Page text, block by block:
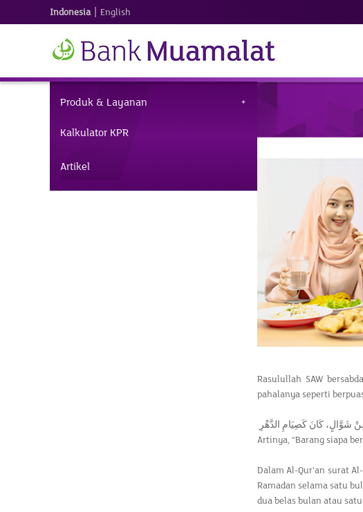
Indonesia | English
Produk & Layanan
Kalkulator KPR
Artikel
Rasulullah SAW
pahalanya seperti
شَوَّالٍ، كَانَ كَصِيَامِ الدَّهْرِ
Artinya, “Barang siapa
Dalam Al-Qur’an surat
Ramadan selama satu
dua belas bulan atau